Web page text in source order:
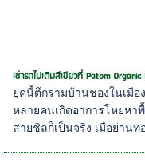
เช่ารถไปเติมสีเขียวที่ Patom
ยุคนี้ตึกรามบ้านช่องในเมื
หลายคนเกิดอาการโหยหา
สายชิลก็เป็นจริง เมื่อย่านท